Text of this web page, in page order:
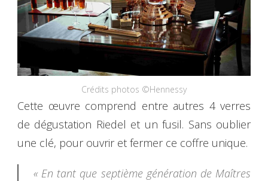
Crédits photos ©Hennessy
Cette œuvre comprend entre autres 4 verres
de dégustation Riedel et un fusil. Sans oublier
une clé, pour ouvrir et fermer ce coffre unique.
« En tant que septième génération de Maîtres